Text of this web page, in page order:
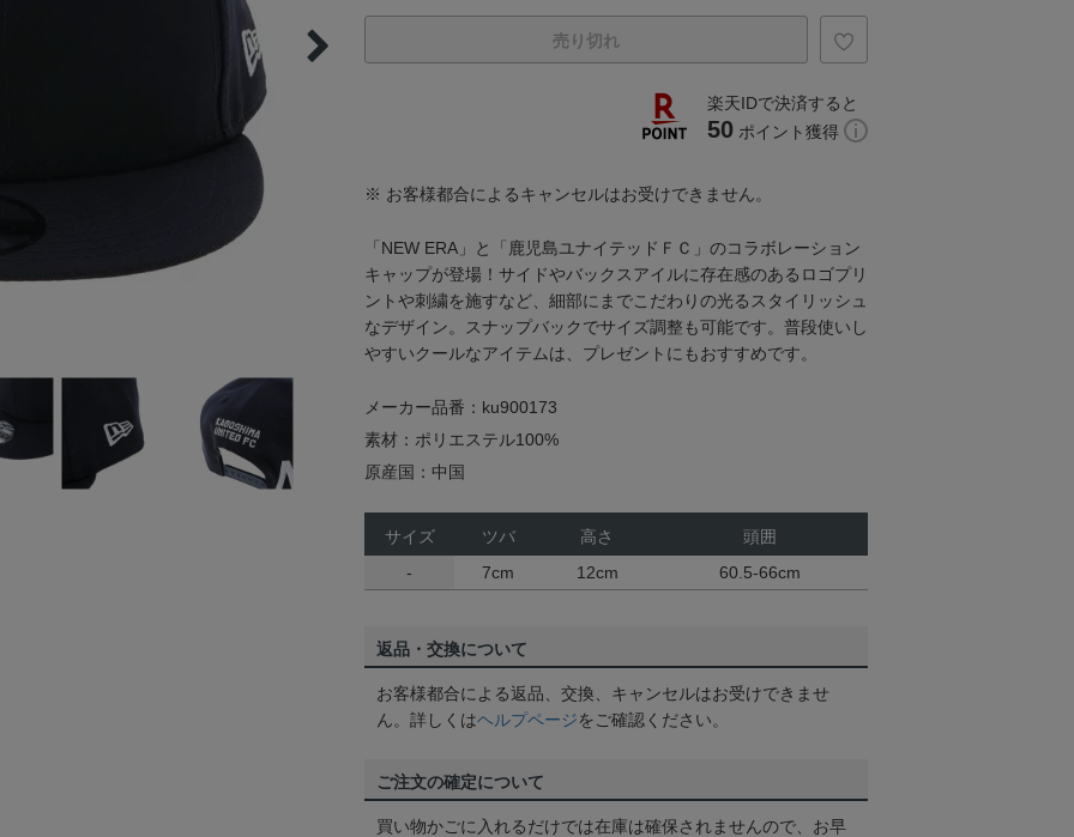
売り切れ
楽天IDで決済すると
50 ポイント獲得
※ お客様都合によるキャンセルはお受けできません。
「NEW ERA」と「鹿児島ユナイテッドＦＣ」のコラボレーション
キャップが登場！サイドやバックスアイルに存在感のあるロゴプリ
ントや刺繍を施すなど、細部にまでこだわりの光るスタイリッシュ
なデザイン。スナップバックでサイズ調整も可能です。普段使いし
やすいクールなアイテムは、プレゼントにもおすすめです。
メーカー品番：ku900173
素材：ポリエステル100%
原産国：中国
サイズ ツバ 高さ
頭囲
-
7cm 12cm 60.5-66cm
返品・交換について
お客様都合による返品、交換、キャンセルはお受けできませ
ん。詳しくはヘルプページをご確認ください。
ご注文の確定について
買い物かごに入れるだけでは在庫は確保されませんので、お早